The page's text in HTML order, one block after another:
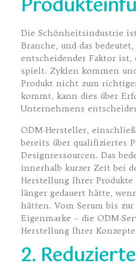
Die Schönheitsindustrie
Branche, und das
entscheidender Faktor
spielt. Zyklen kommen
Produkt nicht zum
kommt, kann dies über
Unternehmens
ODM-Hersteller,
bereits über qualifiziertes
Designressourcen. Das
innerhalb kurzer Zeit bei
Herstellung Ihrer
länger gedauert hätte,
hätten. Vom Serum bis
Eigenmarke – die ODM-
Herstellung Ihrer
2.